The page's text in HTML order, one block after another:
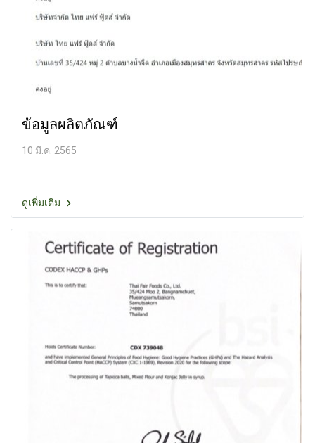
ข้อมูลผลิตภัณฑ์
10 มี.ค. 2565
ดูเพิ่มเติม